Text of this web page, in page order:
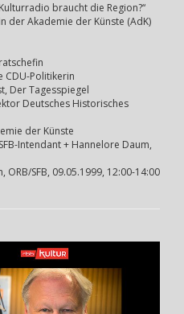
Kulturradio braucht die Region?“
der Akademie der Künste (AdK)
CDU-Politikerin
Der Tagesspiegel
Deutsches Historisches
der Künste
Intendant + Hannelore Daum,
SFB, 09.05.1999, 12:00-14:00